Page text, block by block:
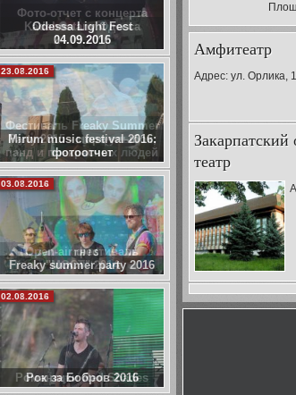
Фото-отчет с концерта
Kadebostany Одесса
24.09.2015
Фестиваль Freaky Summer
Party 2015 - море улыбок,
панд и прекрасных людей
29.07.2015
Open-air фестиваль
"МОСТ" 2014
05.07.2014
Романтики Red Shades
03.01.2014
Амфитеатр
Адрес: ул. Орлика,
театр